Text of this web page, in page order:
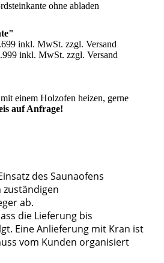
ohne abladen
inkl. MwSt. zzgl. Versand
inkl. MwSt. zzgl. Versand
einem Holzofen heizen, gerne
auf Anfrage!
des Saunaofens
ab.
die Lieferung bis
Eine Anlieferung mit Kran ist
vom Kunden organisiert